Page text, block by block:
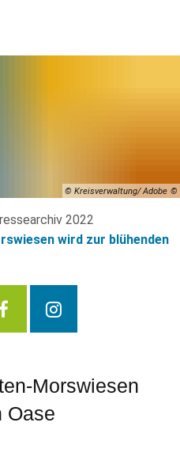
© Kreisverwaltung/ Adobe
2022
wird zur blühenden
Morswiesen
Oase